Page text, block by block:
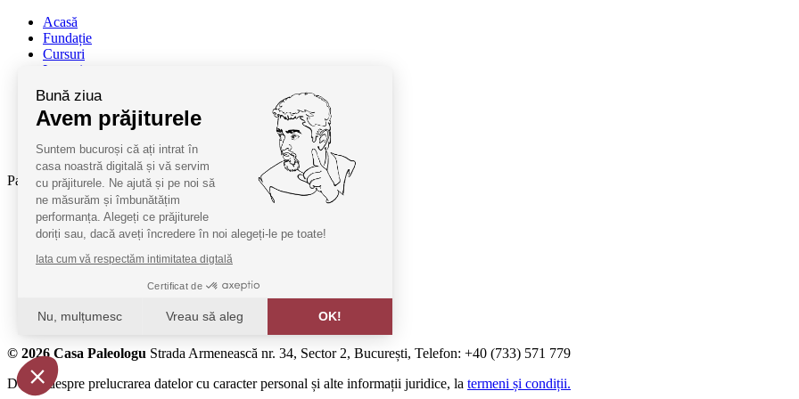
Acasă
Fundație
Cursuri
Lectori
Termeni și condiții
Cum deveniți oaspeți
SAL ANPC
Parteneri:
Radio Guerilla
RSM Romania
Barrier România
KPMG
MobilPay
© 2026 Casa Paleologu Strada Armenească nr. 34, Sector 2, București, Telefon: +40 (733) 571 779
Detalii despre prelucrarea datelor cu caracter personal și alte informații juridice, la termeni și condiții.
Bună ziua
Avem prăjiturele
Suntem bucuroși că ați intrat în
casa noastră digitală și vă servim
cu prăjiturele. Ne ajută și pe noi să
ne măsurăm și îmbunătățim
performanța. Alegeți ce prăjiturele
doriți sau, dacă aveți încredere în noi alegeți-le pe toate!
Iata cum vă respectăm intimitatea digtală
Certificat de
Nu, mulțumesc Vreau să aleg OK!
Axeptio consent
Platformă de Management al Consimțământului: Personalizați Opțiunile
Platforma noastră vă ajută să personalizați și să gestionați setările de confidențialitate, asigurând conformitatea cu